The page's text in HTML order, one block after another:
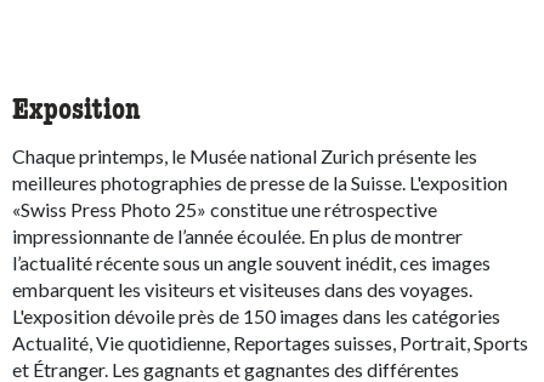
Exposition
Chaque printemps, le Musée national Zurich présente les
meilleures photographies de presse de la Suisse. L'exposition
«Swiss Press Photo 25» constitue une rétrospective
impressionnante de l’année écoulée. En plus de montrer
l’actualité récente sous un angle souvent inédit, ces images
embarquent les visiteurs et visiteuses dans des voyages.
L'exposition dévoile près de 150 images dans les catégories
Actualité, Vie quotidienne, Reportages suisses, Portrait, Sports
et Étranger. Les gagnants et gagnantes des différentes